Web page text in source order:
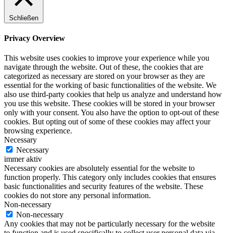
Schließen
Privacy Overview
This website uses cookies to improve your experience while you
navigate through the website. Out of these, the cookies that are
categorized as necessary are stored on your browser as they are
essential for the working of basic functionalities of the website. We
also use third-party cookies that help us analyze and understand how
you use this website. These cookies will be stored in your browser
only with your consent. You also have the option to opt-out of these
cookies. But opting out of some of these cookies may affect your
browsing experience.
Necessary
Necessary
immer aktiv
Necessary cookies are absolutely essential for the website to
function properly. This category only includes cookies that ensures
basic functionalities and security features of the website. These
cookies do not store any personal information.
Non-necessary
Non-necessary
Any cookies that may not be particularly necessary for the website